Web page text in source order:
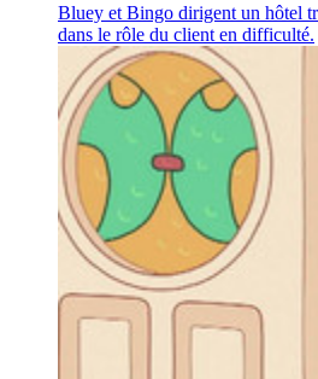
Bluey et Bingo dirigent un hôtel
dans le rôle du client en difficulté.